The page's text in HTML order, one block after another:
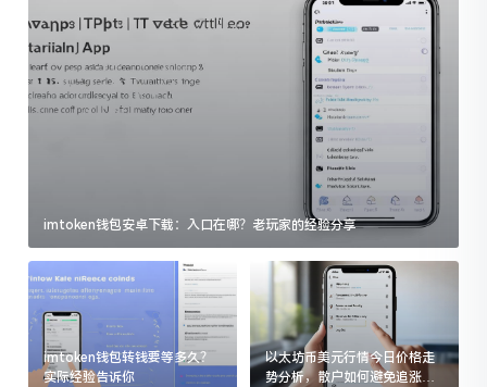
imtoken钱包安卓下载：入口在哪？老玩家的经验分享
imtoken钱包转钱要等多久？
实际经验告诉你
以太坊币美元行情今日价格走
势分析，散户如何避免追涨杀